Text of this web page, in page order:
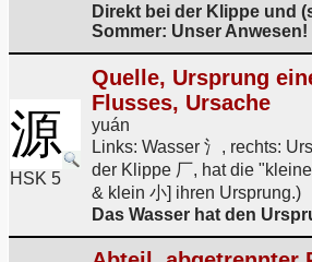
Direkt bei der Klippe und
Sommer: Unser Anwesen!
源
HSK 5
Quelle, Ursprung
Flusses, Ursache
yuán
Links: Wasser 氵, rechts:
der Klippe 厂, hat die
& klein 小] ihren Ursprung.)
Das Wasser hat den